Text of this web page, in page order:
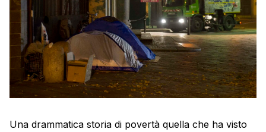
Una drammatica storia di povertà quella che ha visto